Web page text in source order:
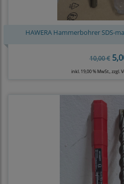
HAWERA Hammerbohrer SDS-
10,00 €
inkl. 19,00 % MwSt., zzgl.